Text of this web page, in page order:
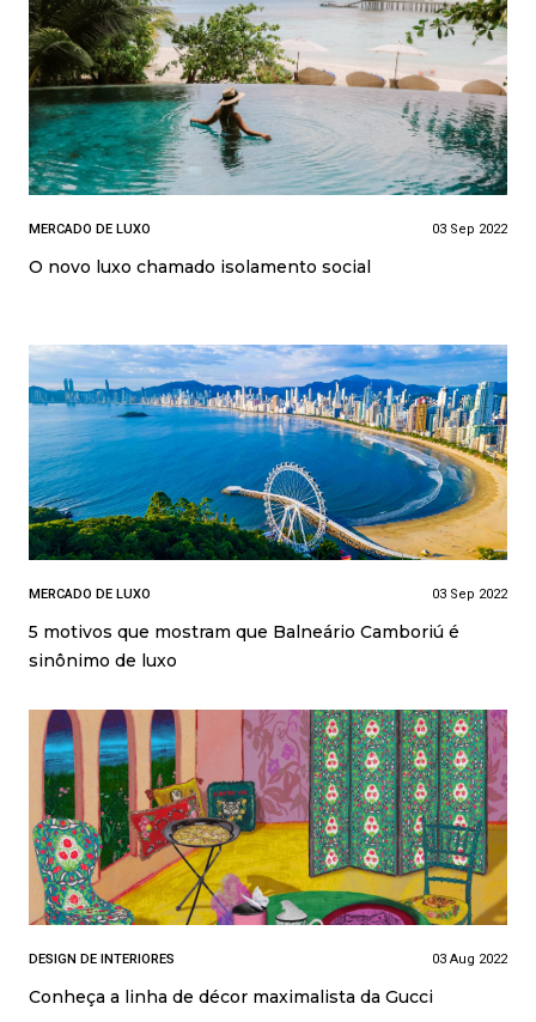
MERCADO DE LUXO 03 Sep 2022
O novo luxo chamado isolamento social
MERCADO DE LUXO 03 Sep 2022
5 motivos que mostram que Balneário Camboriú é
sinônimo de luxo
DESIGN DE INTERIORES 03 Aug 2022
Conheça a linha de décor maximalista da Gucci